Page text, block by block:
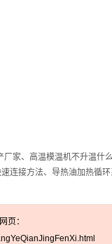
家、高温模温机不升温什
连接方法、导热油加热循
页：